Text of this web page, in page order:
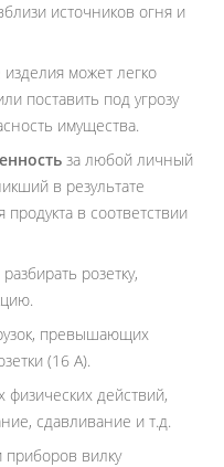
источников огня и
может легко
поставить под угрозу
имущества.
за любой личный
в результате
в соответствии
разбирать розетку,
превышающих
(16 А).
физических действий,
сдавливание и т.д.
вилку